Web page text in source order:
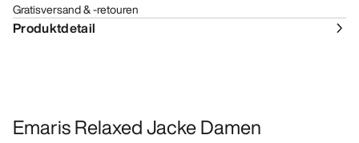
Gratisversand & -retouren
Produktdetail
Emaris Relaxed Jacke Damen